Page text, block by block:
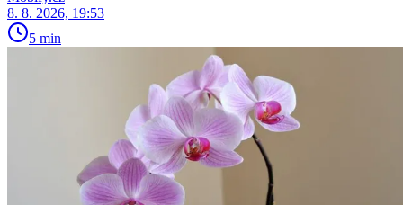
8. 8. 2026, 19:53
5 min